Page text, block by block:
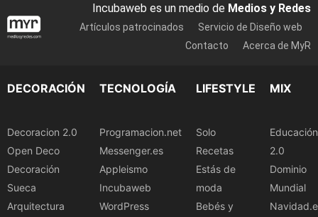
Incubaweb es un medio de Medios y Redes
Artículos patrocinados
Servicio de Diseño web
Contacto
Acerca de MyR
DECORACIÓN
Decoracion 2.0
Open Deco
Decoración
Sueca
Arquitectura
TECNOLOGÍA
Programacion.net
Messenger.es
Appleismo
Incubaweb
WordPress
LIFESTYLE
Solo
Recetas
Estás de
moda
Bebés y
MIX
Educación
2.0
Dominio
Mundial